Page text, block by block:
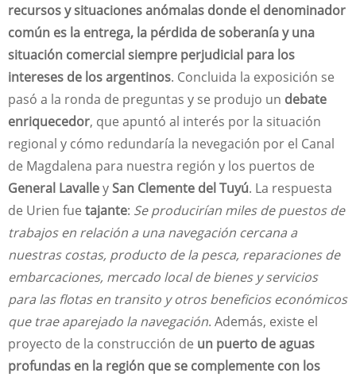
recursos y situaciones anómalas donde el denominador
común es la entrega, la pérdida de soberanía y una
situación comercial siempre perjudicial para los
intereses de los argentinos. Concluida la exposición se
pasó a la ronda de preguntas y se produjo un debate
enriquecedor, que apuntó al interés por la situación
regional y cómo redundaría la nevegación por el Canal
de Magdalena para nuestra región y los puertos de
General LavalleySan Clemente del Tuyú. La respuesta
de Urien fue tajante: Se producirían miles de puestos de
trabajos en relación a una navegación cercana a
nuestras costas, producto de la pesca, reparaciones de
embarcaciones, mercado local de bienes y servicios
para las flotas en transito y otros beneficios económicos
que trae aparejado la navegación. Además, existe el
proyecto de la construcción de un puerto de aguas
profundas en la región que se complemente con los